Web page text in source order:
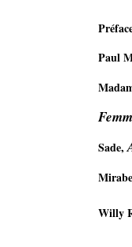
Paul
Sade,
Willy